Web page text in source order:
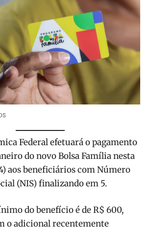
Federal efetuará o pagamento
do novo Bolsa Família nesta
aos beneficiários com Número
(NIS) finalizando em 5.
do benefício é de R$ 600,
o adicional recentemente